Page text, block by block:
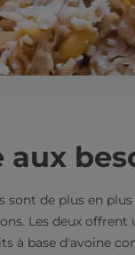
aux
sont de plus en
Les deux
à base d'avoine